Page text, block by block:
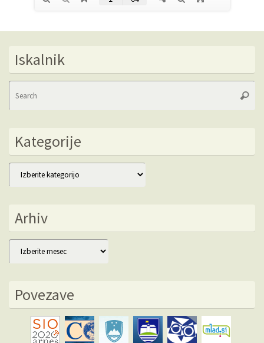
Iskalnik
Kategorije
Kategorije
Arhiv
Arhiv
Povezave